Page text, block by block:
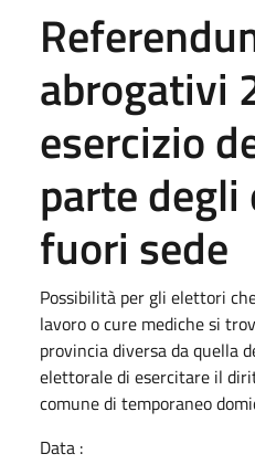
abrogativi
esercizio
parte
fuori sede
Possibilità per gli elettori
lavoro o cure mediche si
provincia diversa da quella
elettorale di esercitare il
comune di temporaneo
Data :